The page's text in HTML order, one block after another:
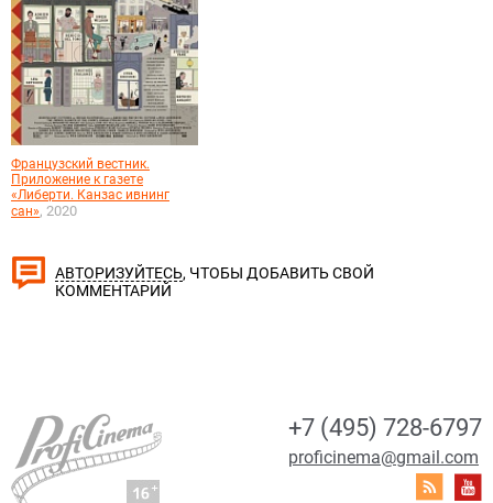
Французский вестник.
Приложение к газете
«Либерти. Канзас ивнинг
сан», 2020
АВТОРИЗУЙТЕСЬ, ЧТОБЫ ДОБАВИТЬ СВОЙ
КОММЕНТАРИЙ
+7 (495) 728-6797
proficinema@gmail.com